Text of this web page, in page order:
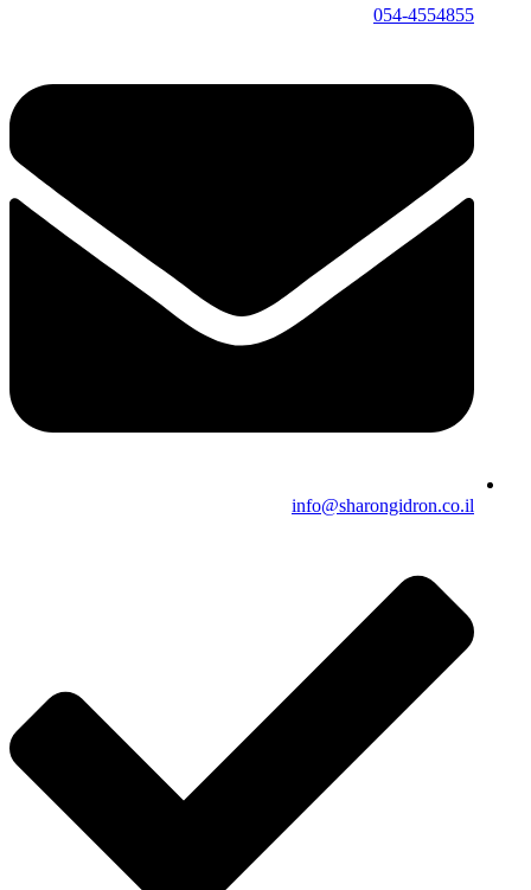
054-4554855
info@sharongidron.co.il